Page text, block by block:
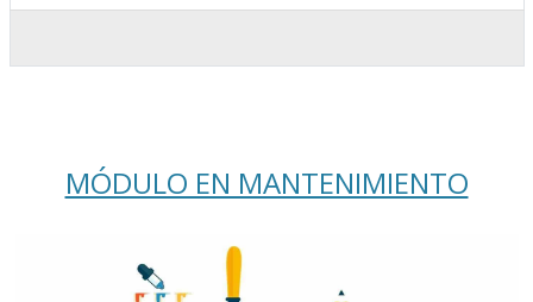
MÓDULO EN MANTENIMIENTO